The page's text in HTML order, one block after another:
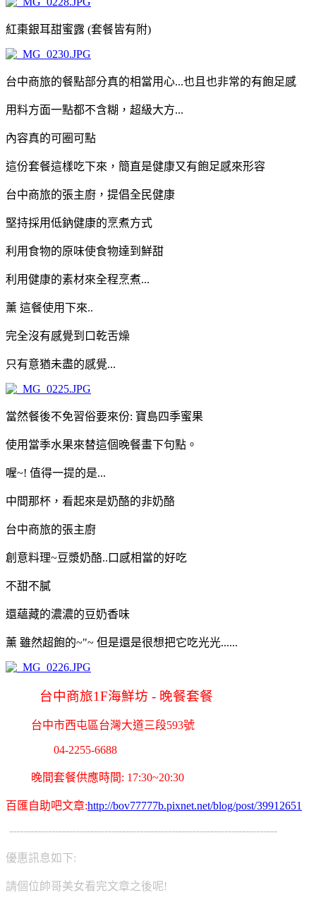
紅棗銀耳甜蜜露 (套餐皆有附)
台中商旅的餐點部分真的相當用心...也且也非常的有飽足感
用料方面一點都不含糊，超級大方...
內容真的可圈可點
這份套餐這樣吃下來，簡直是健康又有飽足感來形容
台中商旅的張主廚，提倡全民健康
堅持採用低鈉健康的烹煮方式
利用食物的原味使食物達到鮮甜
利用健康的素材來全程烹煮...
薰 這餐使用下來..
完全沒有感覺到口乾舌燥
只有意猶未盡的感覺...
當然餐後不免習俗要來份: 寶島四季蜜果
使用當季水果來替這個晚餐畫下句點。
喔~! 值得一提的是...
中間那杯，看起來是奶酪的非奶酪
台中商旅的張主廚
創意料理~豆漿奶酪..口感相當的好吃
不甜不膩
還蘊藏的濃濃的豆奶香味
薰 雖然超飽的~"~ 但是還是很想把它吃光光......
台中商旅1F海鮮坊 - 晚餐套餐
台中市西屯區台灣大道三段593號
04-2255-6688
晚間套餐供應時間: 17:30~20:30
百匯自助吧文章:http://bov77777b.pixnet.net/blog/post/39912651
----------------------------------------------------------------------------
優惠訊息如下:
請個位帥哥美女看完文章之後呢!